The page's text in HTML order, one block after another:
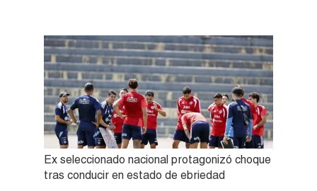
Ex seleccionado nacional protagonizó choque
tras conducir en estado de ebriedad